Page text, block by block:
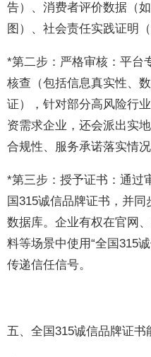
告）、消费者评价数据（
图）、社会责任实践证明
*第二步：严格审核：平台
核查（包括信息真实性、
证），针对部分高风险行
资需求企业，还会派出实
合规性、服务承诺落实情况
*第三步：授予证书：通过
国315诚信品牌证书，并
数据库。企业有权在官网
料等场景中使用“全国315
传递信任信号。
五、全国315诚信品牌证书